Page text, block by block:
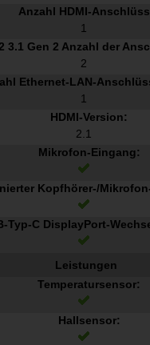
Anzahl HDMI-
1
3.1 Gen 2 Anzahl der
2
Ethernet-LAN-
1
HDMI-Version:
2.1
Mikrofon-Eingang:
Kopfhörer-/
Typ-C DisplayPort-
Leistungen
Temperatursensor:
Hallsensor: